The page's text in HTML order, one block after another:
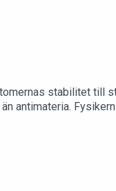
stabilitet till
antimateria.